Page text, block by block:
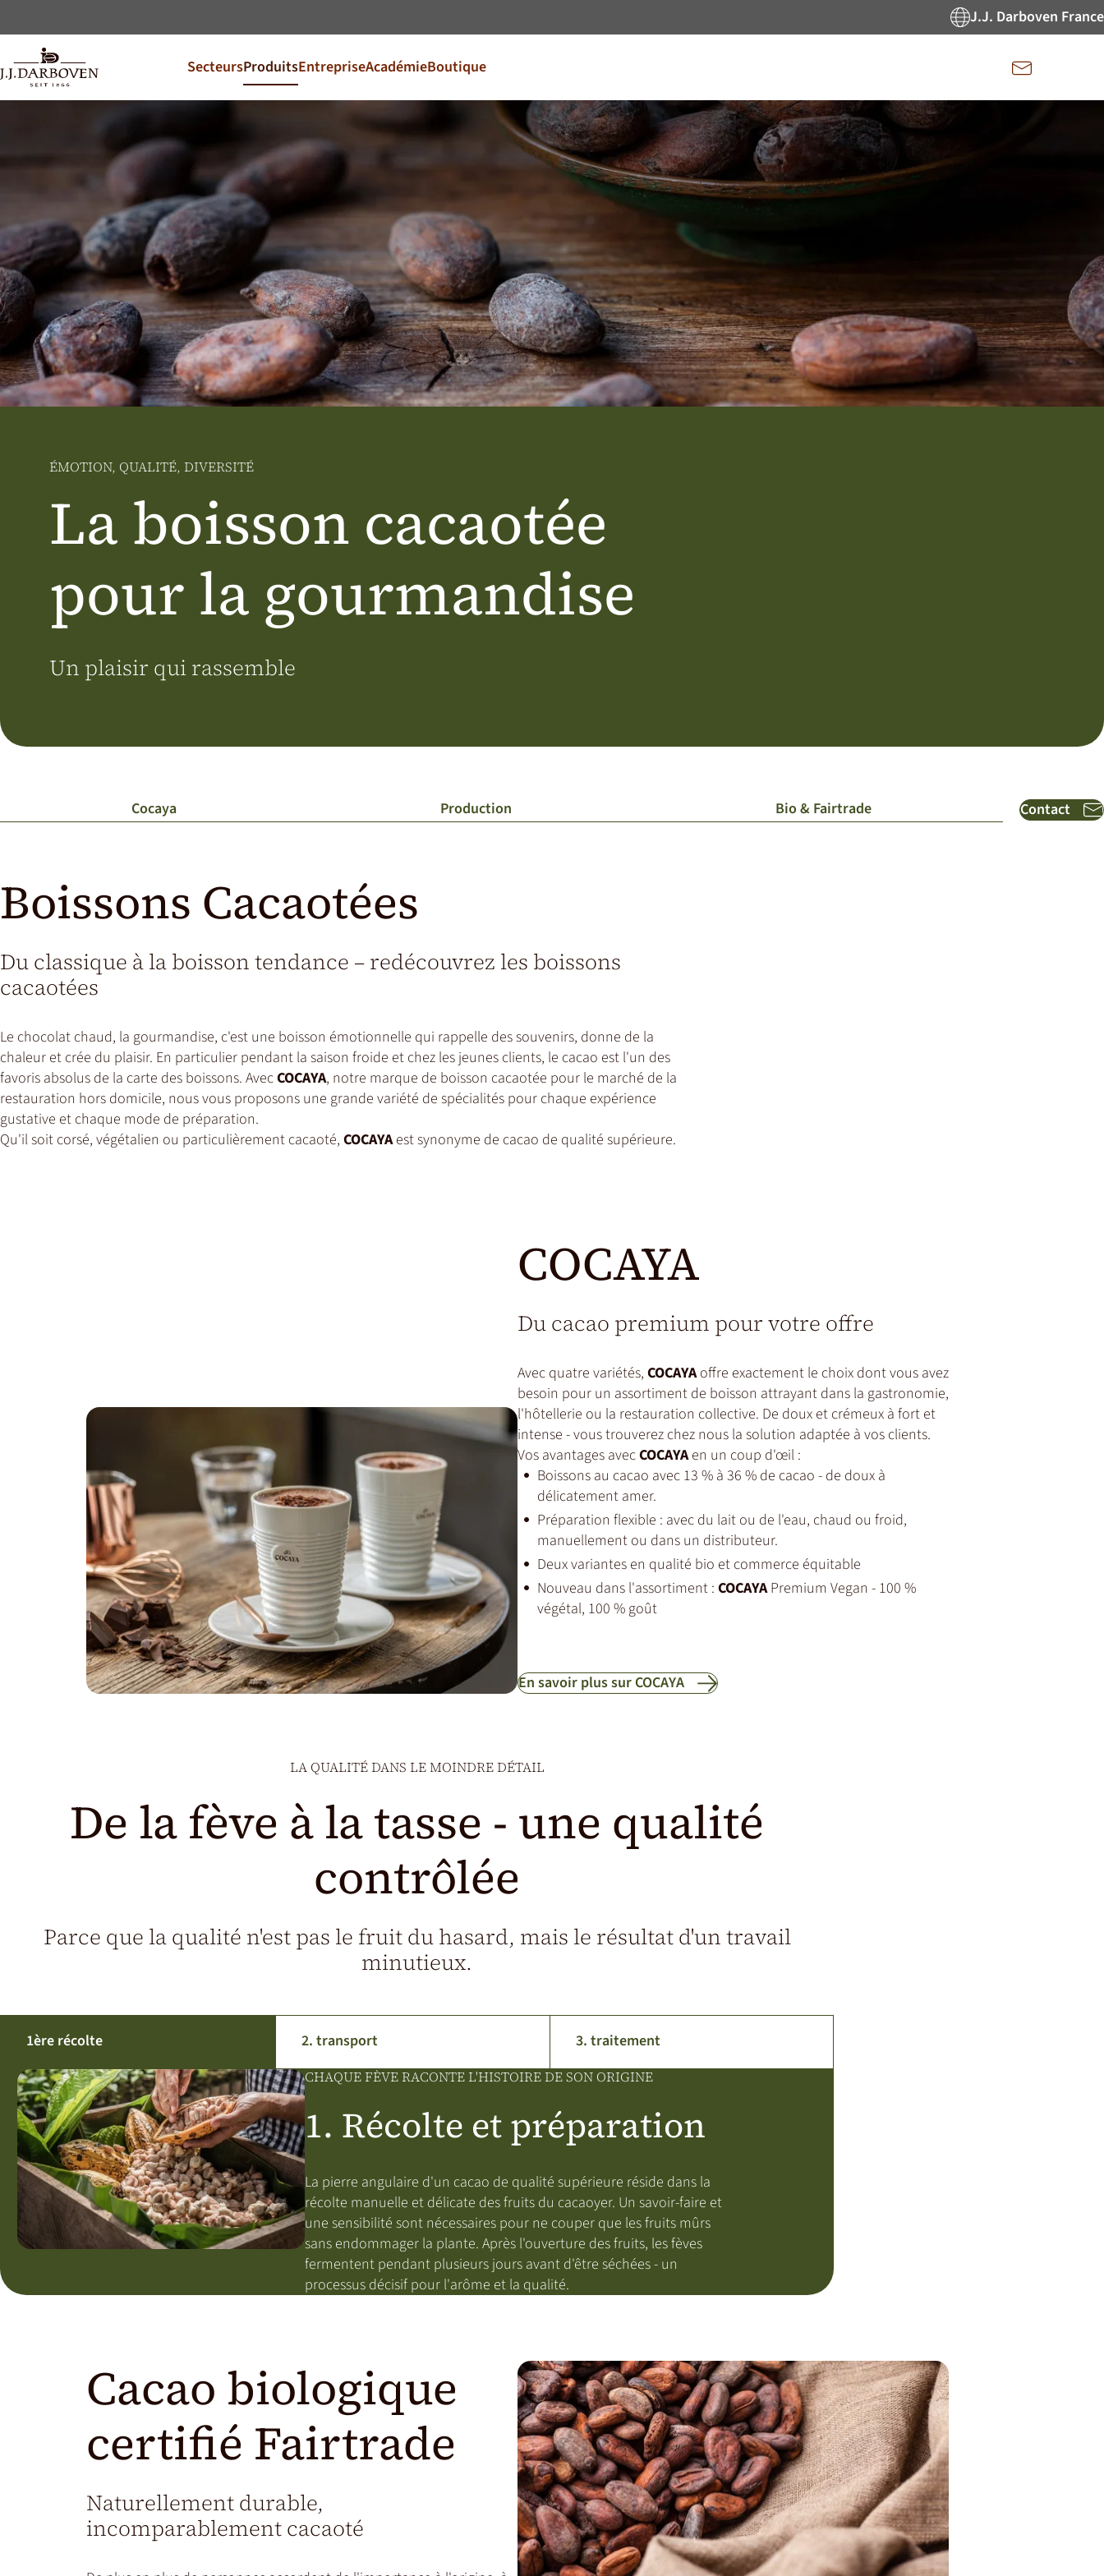
SecteursProduitsEntrepriseAcadémieBoutique
J.J. Darboven France
ÉMOTION, QUALITÉ, DIVERSITÉ
La boisson cacaotée
pour la gourmandise
Un plaisir qui rassemble
Cocaya Production Bio & Fairtrade Contact
Boissons Cacaotées
Du classique à la boisson tendance – redécouvrez les boissons
cacaotées
Le chocolat chaud, la gourmandise, c'est une boisson émotionnelle qui rappelle des souvenirs, donne de la
chaleur et crée du plaisir. En particulier pendant la saison froide et chez les jeunes clients, le cacao est l'un des
favoris absolus de la carte des boissons. AvecCOCAYA, notre marque de boisson cacaotée pour le marché de la
restauration hors domicile, nous vous proposons une grande variété de spécialités pour chaque expérience
gustative et chaque mode de préparation.
Qu'il soit corsé, végétalien ou particulièrement cacaoté, COCAYAest synonyme de cacao de qualité supérieure.
COCAYA
Du cacao premium pour votre offre
Avec quatre variétés, COCAYAoffre exactement le choix dont vous avez
besoin pour un assortiment de boisson attrayant dans la gastronomie,
l'hôtellerie ou la restauration collective. De doux et crémeux à fort et
intense - vous trouverez chez nous la solution adaptée à vos clients.
Vos avantages avecCOCAYAen un coup d'œil :
Boissons au cacao avec 13 % à 36 % de cacao - de doux à
délicatement amer.
Préparation flexible : avec du lait ou de l'eau, chaud ou froid,
manuellement ou dans un distributeur.
Deux variantes en qualité bio et commerce équitable
Nouveau dans l'assortiment : COCAYAPremium Vegan - 100 %
végétal, 100 % goût
En savoir plus sur COCAYA
LA QUALITÉ DANS LE MOINDRE DÉTAIL
De la fève à la tasse - une qualité
contrôlée
Parce que la qualité n'est pas le fruit du hasard, mais le résultat d'un travail
minutieux.
1ère récolte 2. transport 3. traitement
CHAQUE FÈVE RACONTE L'HISTOIRE DE SON ORIGINE
1. Récolte et préparation
La pierre angulaire d'un cacao de qualité supérieure réside dans la
récolte manuelle et délicate des fruits du cacaoyer. Un savoir-faire et
une sensibilité sont nécessaires pour ne couper que les fruits mûrs
sans endommager la plante. Après l'ouverture des fruits, les fèves
fermentent pendant plusieurs jours avant d'être séchées - un
processus décisif pour l'arôme et la qualité.
Cacao biologique
certifié Fairtrade
Naturellement durable,
incomparablement cacaoté
Sélectionnez le pays et la
langue
Découvrez nos offres pour votre marché
Deutschland DE EN France
Česko
CS Ireland
EN
Polska
Nederland
NL
Slovensko
SK
Marchés supplémentaires
Österreich
J.HORNIG
United Kingdom
Café Du Monde